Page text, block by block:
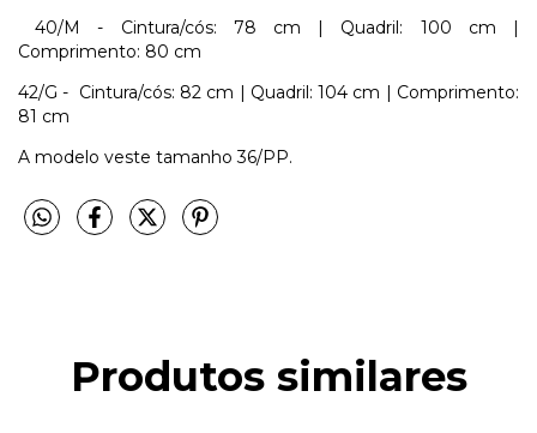
40/M - Cintura/cós: 78 cm | Quadril: 100 cm |
Comprimento: 80 cm
42/G - Cintura/cós: 82 cm | Quadril: 104 cm | Comprimento:
81 cm
A modelo veste tamanho 36/PP.
Produtos similares